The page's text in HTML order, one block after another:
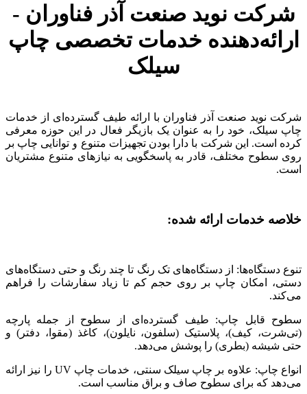
شرکت نوید صنعت آذر فناوران -
ارائه‌دهنده خدمات تخصصی چاپ
سیلک
شرکت نوید صنعت آذر فناوران با ارائه طیف گسترده‌ای از خدمات
چاپ سیلک، خود را به عنوان یک بازیگر فعال در این حوزه معرفی
کرده است. این شرکت با دارا بودن تجهیزات متنوع و توانایی چاپ بر
روی سطوح مختلف، قادر به پاسخگویی به نیازهای متنوع مشتریان
است.
خلاصه خدمات ارائه شده:
تنوع دستگاه‌ها: از دستگاه‌های تک رنگ تا چند رنگ و حتی دستگاه‌های
دستی، امکان چاپ بر روی حجم کم تا زیاد سفارشات را فراهم
می‌کند.
سطوح قابل چاپ: طیف گسترده‌ای از سطوح از جمله پارچه
(تی‌شرت، کیف)، پلاستیک (سلفون، نایلون)، کاغذ (مقوا، دفتر) و
حتی شیشه (بطری) را پوشش می‌دهد.
انواع چاپ: علاوه بر چاپ سیلک سنتی، خدمات چاپ UV را نیز ارائه
می‌دهد که برای سطوح صاف و براق مناسب است.